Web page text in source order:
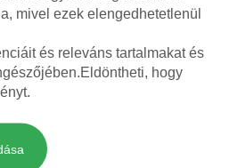
KOSÁRBA
mivel ezek elengedhetetlenül
és releváns tartalmakat és
hogy